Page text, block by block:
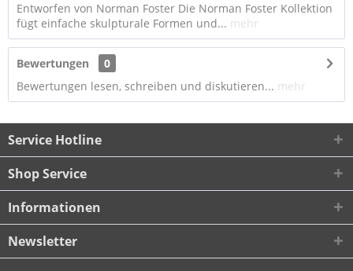
Entworfen von Norman Foster Die Norman Foster Kollektion
fügt einfache skulpturale Formen und... mehr
Bewertungen
0
Bewertungen lesen, schreiben und diskutieren... mehr
Service Hotline
Shop Service
Informationen
Newsletter